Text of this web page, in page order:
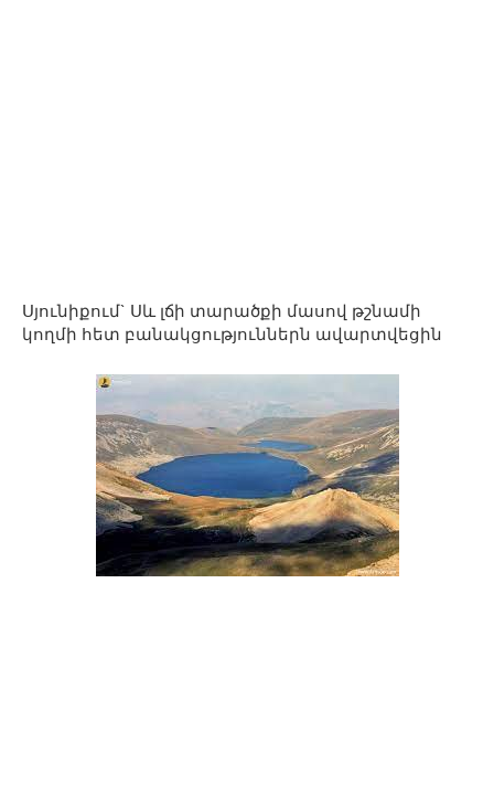
Սյունիքում` Սև լճի տարածքի մասով թշնամի
կողմի հետ բանակցություններն ավարտվեցին